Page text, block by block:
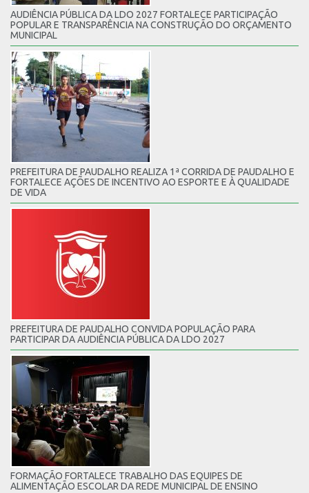
AUDIÊNCIA PÚBLICA DA LDO 2027 FORTALECE PARTICIPAÇÃO
POPULAR E TRANSPARÊNCIA NA CONSTRUÇÃO DO ORÇAMENTO
MUNICIPAL
PREFEITURA DE PAUDALHO REALIZA 1ª CORRIDA DE PAUDALHO E
FORTALECE AÇÕES DE INCENTIVO AO ESPORTE E À QUALIDADE
DE VIDA
PREFEITURA DE PAUDALHO CONVIDA POPULAÇÃO PARA
PARTICIPAR DA AUDIÊNCIA PÚBLICA DA LDO 2027
FORMAÇÃO FORTALECE TRABALHO DAS EQUIPES DE
ALIMENTAÇÃO ESCOLAR DA REDE MUNICIPAL DE ENSINO